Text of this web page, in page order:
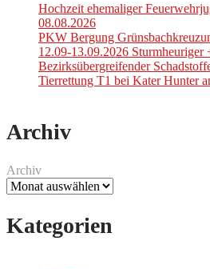
Hochzeit ehemaliger
08.08.2026
PKW Bergung
12.09-13.09.2026 Sturmheuriger
Bezirksübergreifender
Tierrettung T1 bei Kater Hunter
Archiv
Archiv
Kategorien